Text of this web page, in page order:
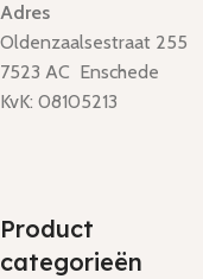
Adres
Oldenzaalsestraat 255
7523 AC Enschede
KvK: 08105213
Product
categorieën